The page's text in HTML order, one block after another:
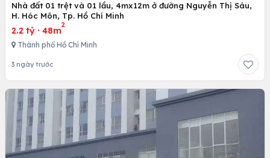
Nhà đất 01 trệt và 01 lầu, 4mx12m ở đường Nguyễn Thị Sáu,
H. Hóc Môn, Tp. Hồ Chí Minh
2.2 tỷ · 48m
2
Thành phố Hồ Chí Minh
3 ngày trước